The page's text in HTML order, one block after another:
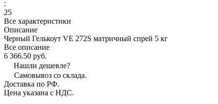
:
25
Все характеристики
Описание
Черный Гелькоут VE 272S матричный спрей 5 кг
Все описание
6 366.50 руб.
Нашли дешевле?
Самовывоз со склада.
Доставка по РФ.
Цена указана с НДС.